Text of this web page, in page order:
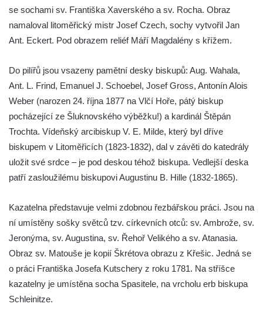
Kaple západně od Veltěž u silnice do
Černčic
Konětopech
Výklenková kaple u silnice jižně od Hřivic
Kostel svatého Jakuba ve Hřivicích
Kaple u polní cesty východně od zámku v
Jimlíně
Jimlíně
Kaple v zahradě domu čp. 55 v Jimlíně
Kaple svatého Josefa v Jimlíně
Kostel Nanebevzetí Panny Marie v Opočně
Kostel svaté Barbory v Otvicích
se sochami sv. Františka Xaverského a sv. Rocha. Obraz
namaloval litoměřický mistr Josef Czech, sochy vytvořil Jan
Ant. Eckert. Pod obrazem reliéf Máří Magdalény s křížem.
Do pilířů jsou vsazeny pamětní desky biskupů: Aug. Wahala,
Ant. L. Frind, Emanuel J. Schoebel, Josef Gross, Antonín Alois
Weber (narozen 24. října 1877 na Vlčí Hoře, pátý biskup
pocházející ze Šluknovského výběžku!) a kardinál Štěpán
Trochta. Vídeňský arcibiskup V. E. Milde, který byl dříve
biskupem v Litoměřicích (1823-1832), dal v závěti do katedrály
uložit své srdce – je pod deskou téhož biskupa. Vedlejší deska
patří zasloužilému biskupovi Augustinu B. Hille (1832-1865).
Kazatelna představuje velmi zdobnou řezbářskou práci. Jsou na
ní umístěny sošky světců tzv. církevních otců: sv. Ambrože, sv.
Jeronýma, sv. Augustina, sv. Řehoř Velikého a sv. Atanasia.
Obraz sv. Matouše je kopií Škrétova obrazu z Křešic. Jedná se
o práci Františka Josefa Kutschery z roku 1781. Na stříšce
kazatelny je umístěna socha Spasitele, na vrcholu erb biskupa
Schleinitze.